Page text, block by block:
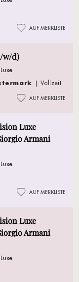
AUF MERKLISTE
w/d)
| Vollzeit
AUF MERKLISTE
Luxe
Armani
AUF MERKLISTE
Luxe
Armani